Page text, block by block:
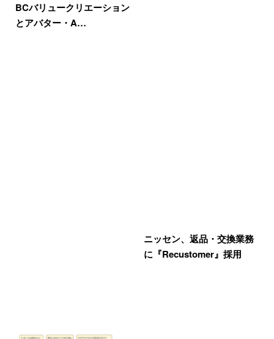
BCバリュークリエーション
とアバター・A…
ニッセン、返品・交換業務
に『Recustomer』採用